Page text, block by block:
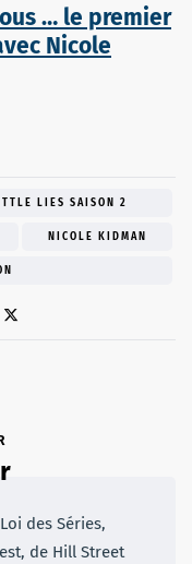
… le premier
Nicole
LIES SAISON 2
NICOLE KIDMAN
des Séries,
de Hill Street